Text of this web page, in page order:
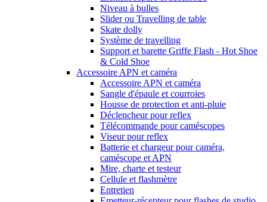
Niveau à bulles
Slider ou Travelling de table
Skate dolly
Système de travelling
Support et barette Griffe Flash - Hot Shoe
& Cold Shoe
Accessoire APN et caméra
Accessoire APN et caméra
Sangle d'épaule et courroies
Housse de protection et anti-pluie
Déclencheur pour reflex
Télécommande pour caméscopes
Viseur pour reflex
Batterie et chargeur pour caméra,
caméscope et APN
Mire, charte et testeur
Cellule et flashmètre
Entretien